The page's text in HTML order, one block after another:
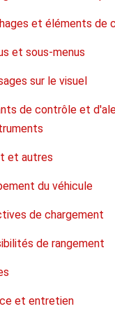
et éléments de
et sous-menus
sur le visuel
de contrôle et
et autres
du véhicule
de chargement
de rangement
et entretien